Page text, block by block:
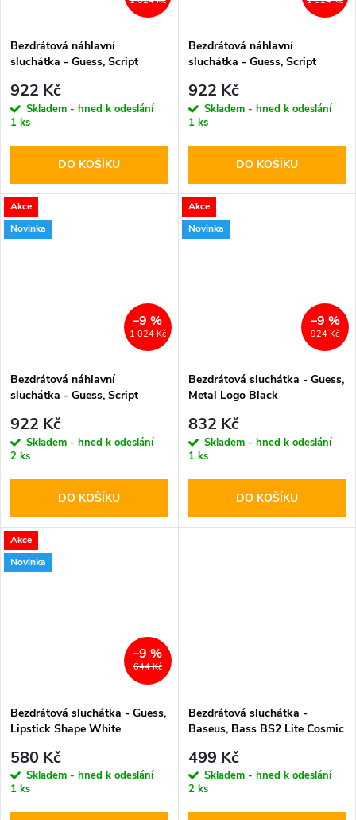
Bezdrátová náhlavní
sluchátka - Guess, Script
922 Kč
Skladem - hned k odeslání
1 ks
DO KOŠÍKU
Bezdrátová náhlavní
sluchátka - Guess, Script
922 Kč
Skladem - hned k odeslání
1 ks
DO KOŠÍKU
Akce
Novinka
1 024 Kč
–9 %
Bezdrátová náhlavní
sluchátka - Guess, Script
922 Kč
Skladem - hned k odeslání
2 ks
DO KOŠÍKU
Akce
Novinka
924 Kč
–9 %
Bezdrátová sluchátka - Guess,
Metal Logo Black
832 Kč
Skladem - hned k odeslání
1 ks
DO KOŠÍKU
Akce
Novinka
644 Kč
–9 %
Bezdrátová sluchátka - Guess,
Lipstick Shape White
580 Kč
Skladem - hned k odeslání
1 ks
Bezdrátová sluchátka -
Baseus, Bass BS2 Lite Cosmic
499 Kč
Skladem - hned k odeslání
2 ks